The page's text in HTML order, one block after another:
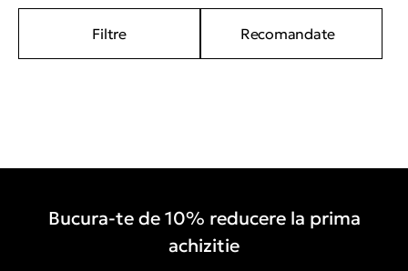
Filtre Recomandate
Bucura-te de 10% reducere la prima
achizitie